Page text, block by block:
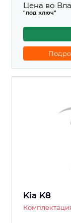
Цена во
"под ключ"
Kia K8